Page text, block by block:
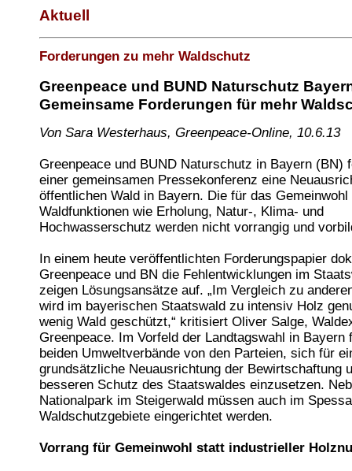
Aktuell
Forderungen zu mehr Waldschutz
Greenpeace und BUND Naturschutz
Gemeinsame Forderungen für mehr
Von Sara Westerhaus, Greenpeace-Online, 10.6.13
Greenpeace und BUND Naturschutz in Bayern (BN)
einer gemeinsamen Pressekonferenz eine
öffentlichen Wald in Bayern. Die für das Gemeinwohl
Waldfunktionen wie Erholung, Natur-, Klima- und
Hochwasserschutz werden nicht vorrangig und
In einem heute veröffentlichten Forderungspapier
Greenpeace und BN die Fehlentwicklungen im
zeigen Lösungsansätze auf. „Im Vergleich zu
wird im bayerischen Staatswald zu intensiv Holz
wenig Wald geschützt,“ kritisiert Oliver Salge,
Greenpeace. Im Vorfeld der Landtagswahl in Bayern
beiden Umweltverbände von den Parteien, sich für
grundsätzliche Neuausrichtung der Bewirtschaftung
besseren Schutz des Staatswaldes einzusetzen.
Nationalpark im Steigerwald müssen auch im
Waldschutzgebiete eingerichtet werden.
Vorrang für Gemeinwohl statt industrieller